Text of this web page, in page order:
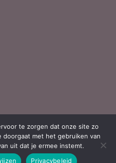
te zorgen dat onze site zo
doorgaat met het gebruiken van
uit dat je ermee instemt.
Privacybeleid